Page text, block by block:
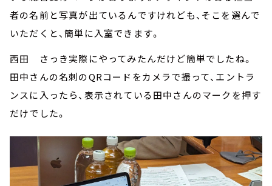
者の名前と写真が出ているんですけれども、そこを選んで
いただくと、簡単に入室できます。
西田 さっき実際にやってみたんだけど簡単でしたね。
田中さんの名刺のQRコードをカメラで撮って、エントラ
ンスに入ったら、表示されている田中さんのマークを押す
だけでした。